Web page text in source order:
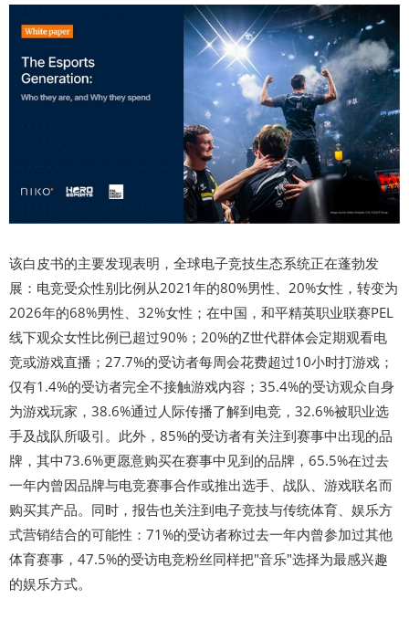
该白皮书的主要发现表明，全球电子竞技生态系统正在蓬勃发
展：电竞受众性别比例从2021年的80%男性、20%女性，转变为
2026年的68%男性、32%女性；在中国，和平精英职业联赛PEL
线下观众女性比例已超过90%；20%的Z世代群体会定期观看电
竞或游戏直播；27.7%的受访者每周会花费超过10小时打游戏；
仅有1.4%的受访者完全不接触游戏内容；35.4%的受访观众自身
为游戏玩家，38.6%通过人际传播了解到电竞，32.6%被职业选
手及战队所吸引。此外，85%的受访者有关注到赛事中出现的品
牌，其中73.6%更愿意购买在赛事中见到的品牌，65.5%在过去
一年内曾因品牌与电竞赛事合作或推出选手、战队、游戏联名而
购买其产品。同时，报告也关注到电子竞技与传统体育、娱乐方
式营销结合的可能性：71%的受访者称过去一年内曾参加过其他
体育赛事，47.5%的受访电竞粉丝同样把"音乐"选择为最感兴趣
的娱乐方式。